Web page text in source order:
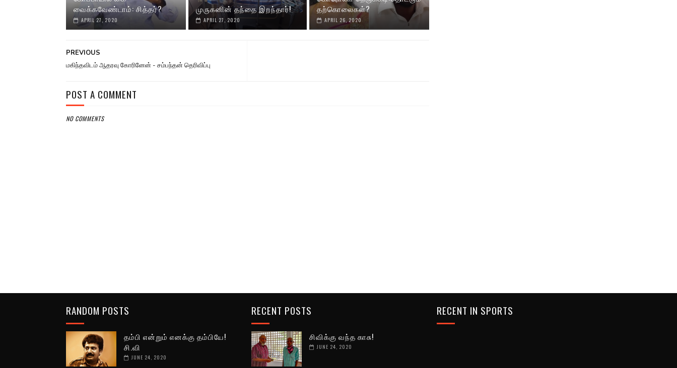
வைக்கவேண்டாம்: சித்தர்?
APRIL 27, 2020
முருகனின் தந்தை இறந்தார்!
APRIL 27, 2020
தற்கொலைகள்?
APRIL 26, 2020
PREVIOUS
மகிந்தவிடம் ஆதரவு கோரினேன் - சம்பந்தன் தெரிவிப்பு
POST A COMMENT
NO COMMENTS
RANDOM POSTS
தம்பி என்றும் எனக்கு தம்பியே!
சி.வி
JUNE 24, 2020
RECENT POSTS
சிவிக்கு வந்த காசு!
JUNE 24, 2020
RECENT IN SPORTS